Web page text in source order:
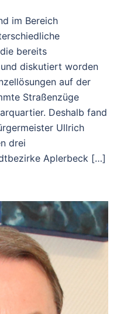
im Bereich
bereits
diskutiert worden
auf der
Straßenzüge
Deshalb fand
Ullrich
drei
Aplerbeck […]